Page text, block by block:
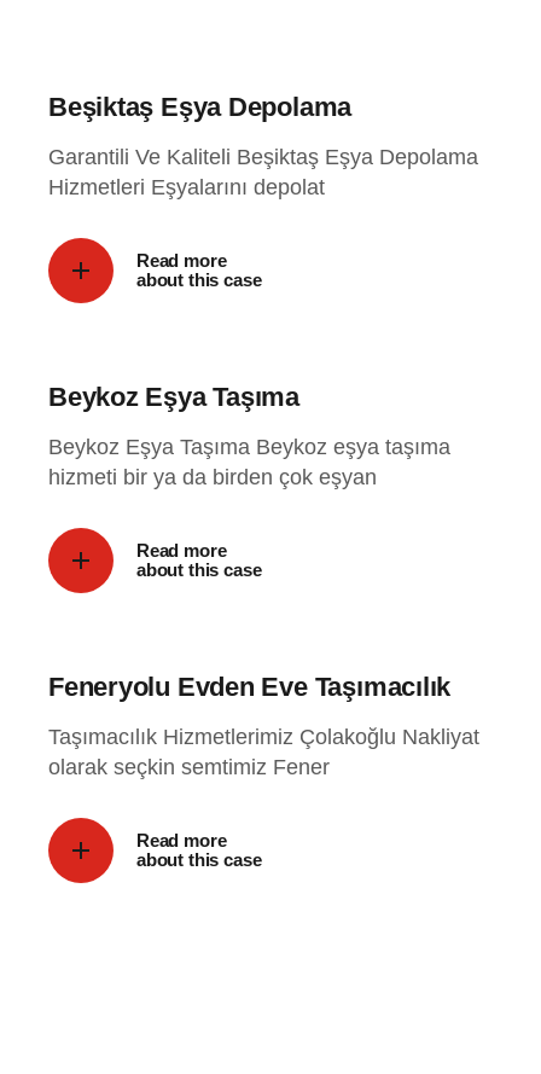
Beşiktaş Eşya Depolama
Garantili Ve Kaliteli Beşiktaş Eşya Depolama
Hizmetleri Eşyalarını depolat
Read more
about this case
Beykoz Eşya Taşıma
Beykoz Eşya Taşıma Beykoz eşya taşıma
hizmeti bir ya da birden çok eşyan
Read more
about this case
Feneryolu Evden Eve Taşımacılık
Taşımacılık Hizmetlerimiz Çolakoğlu Nakliyat
olarak seçkin semtimiz Fener
Read more
about this case